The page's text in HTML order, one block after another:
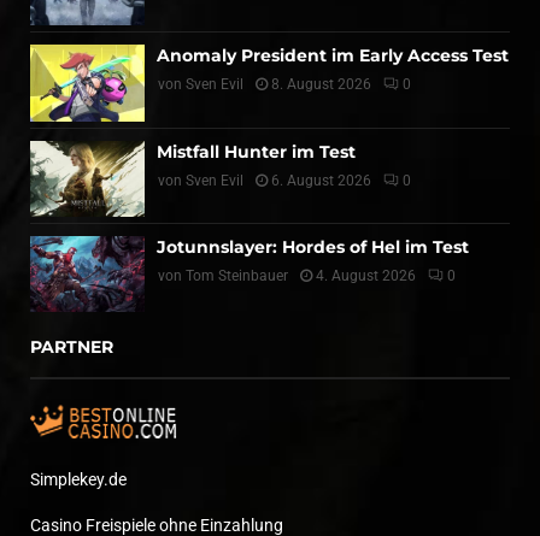
Anomaly President im Early Access Test
von Sven Evil 8. August 2026 0
Mistfall Hunter im Test
von Sven Evil 6. August 2026 0
Jotunnslayer: Hordes of Hel im Test
von Tom Steinbauer 4. August 2026 0
PARTNER
Simplekey.de
Casino Freispiele ohne Einzahlung